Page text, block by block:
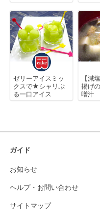
ゼリーアイスミッ
クスで★シャリぷ
る一口アイス
【減
揚げ
噌汁
ガイド
お知らせ
ヘルプ・お問い合わせ
サイトマップ